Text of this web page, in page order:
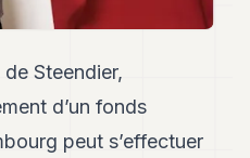
Steendier,
d’un fonds
peut s’effectuer